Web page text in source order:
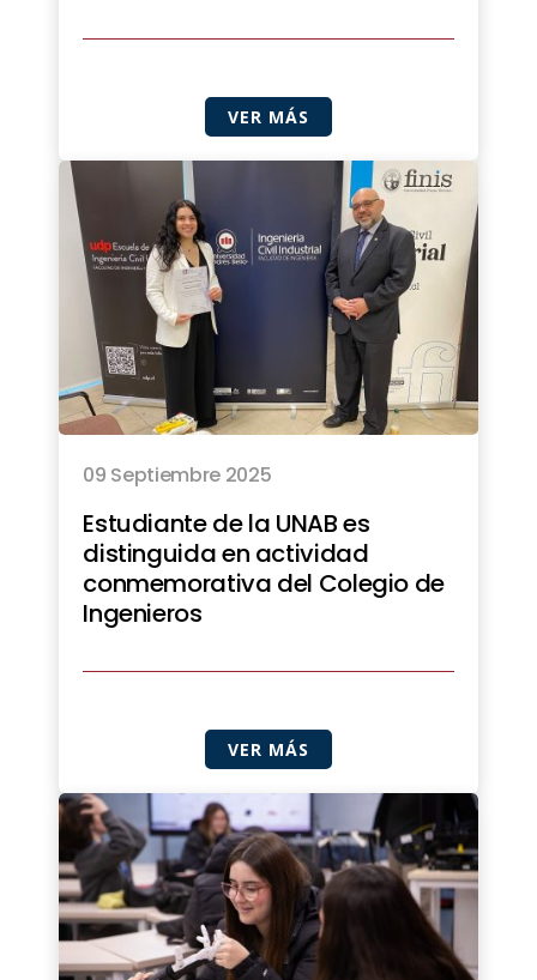
VER MÁS
09 Septiembre 2025
Estudiante de la UNAB es
distinguida en actividad
conmemorativa del Colegio de
Ingenieros
VER MÁS